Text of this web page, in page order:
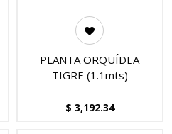
PLANTA ORQUÍDEA
TIGRE (1.1mts)
$ 3,192.34